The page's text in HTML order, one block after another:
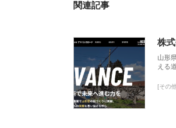
関連記事
株
山形
える
[その